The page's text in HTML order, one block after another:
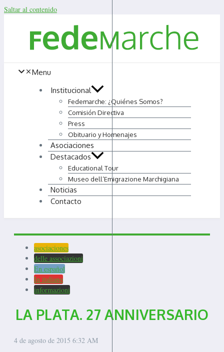
Saltar al contenido
Menu
Institucional
Fedemarche: ¿Quiénes Somos?
Comisión Directiva
Press
Obituario y Homenajes
Asociaciones
Destacados
Educational Tour
Museo dell’Emigrazione Marchigiana
Noticias
Contacto
asociaciones
delle associazioni
En español
In italiano
informazioni
LA PLATA. 27 ANNIVERSARIO
4 de agosto de 2015 6:32 AM